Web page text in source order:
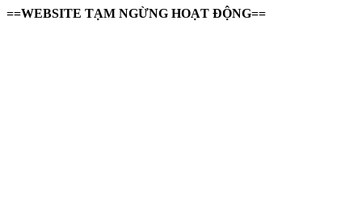
==WEBSITE TẠM NGỪNG HOẠT ĐỘNG==